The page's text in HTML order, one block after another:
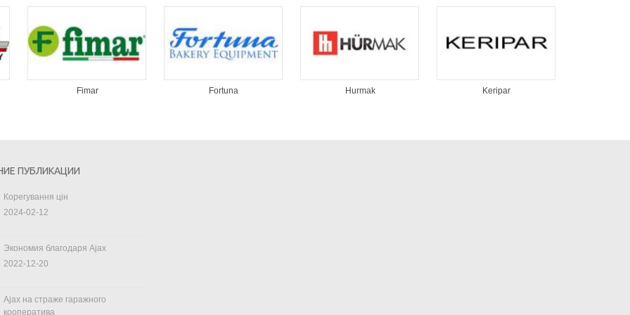
Fimar Fortuna Hurmak Keripar
ПУБЛИКАЦИИ
Корегування цін
2024-02-12
Экономия благодаря Ajax
2022-12-20
Ajax на страже гаражного
кооператива